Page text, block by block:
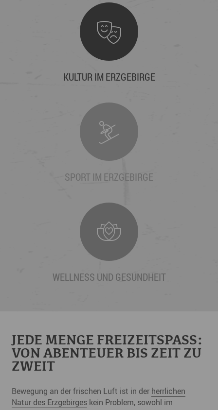
KULTUR IM ERZGEBIRGE
SPORT IM ERZGEBIRGE
WELLNESS UND GESUNDHEIT
JEDE MENGE FREIZEITSPASS: V
ON ABENTEUER BIS ZEIT ZU Z
WEIT
Bewegung an der frischen Luft ist in der herrlichen
Natur des Erzgebirges kein Problem, sowohl im